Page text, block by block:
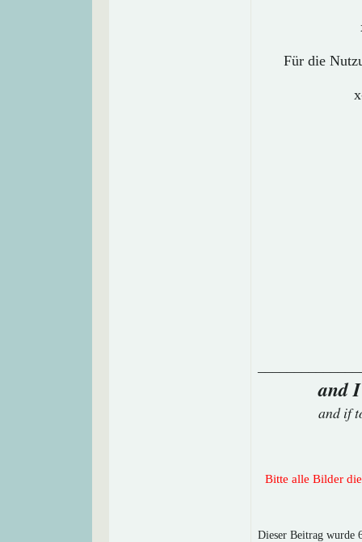
Für die
and
and if
Bitte alle Bilder
Dieser Beitrag wurde